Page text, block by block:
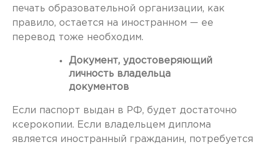
печать образовательной организации, как
правило, остается на иностранном — ее
перевод тоже необходим.
Документ, удостоверяющий
личность владельца
документов
Если паспорт выдан в РФ, будет достаточно
ксерокопии. Если владельцем диплома
является иностранный гражданин, потребуется